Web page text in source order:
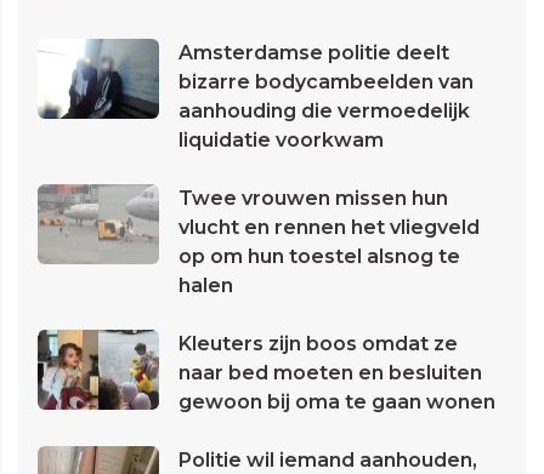
Amsterdamse politie deelt
bizarre bodycambeelden van
aanhouding die vermoedelijk
liquidatie voorkwam
Twee vrouwen missen hun
vlucht en rennen het vliegveld
op om hun toestel alsnog te
halen
Kleuters zijn boos omdat ze
naar bed moeten en besluiten
gewoon bij oma te gaan wonen
Politie wil iemand aanhouden,